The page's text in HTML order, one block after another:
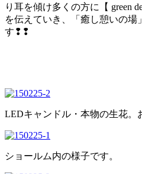
り耳を傾け多くの方に【 green
を伝えていき、「癒し憩いの場
す❢❢
LEDキャンドル・本物の生花。
ショールム内の様子です。